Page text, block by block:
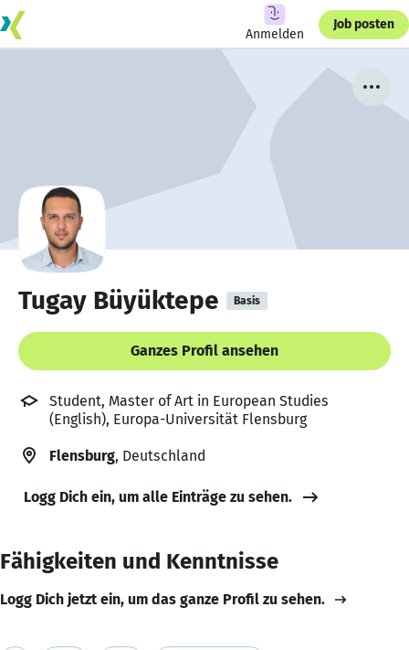
Anmelden
Job posten
Tugay Büyüktepe Basis
Ganzes Profil ansehen
Student, Master of Art in European Studies
(English), Europa-Universität Flensburg
Flensburg, Deutschland
Logg Dich ein, um alle Einträge zu sehen.
Fähigkeiten und Kenntnisse
Logg Dich jetzt ein, um das ganze Profil zu sehen.